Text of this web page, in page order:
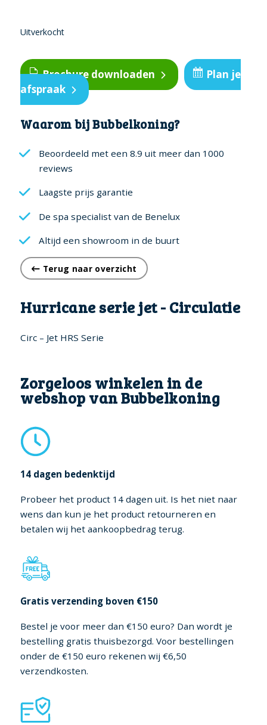
Uitverkocht
Brochure downloaden
Plan je
afspraak
Waarom bij Bubbelkoning?
Beoordeeld met een 8.9 uit meer dan 1000
reviews
Laagste prijs garantie
De spa specialist van de Benelux
Altijd een showroom in de buurt
Terug naar overzicht
Hurricane serie jet - Circulatie
Circ – Jet HRS Serie
Zorgeloos winkelen in de
webshop van Bubbelkoning
14 dagen bedenktijd
Probeer het product 14 dagen uit. Is het niet naar
wens dan kun je het product retourneren en
betalen wij het aankoopbedrag terug.
Gratis verzending boven €150
Bestel je voor meer dan €150 euro? Dan wordt je
bestelling gratis thuisbezorgd. Voor bestellingen
onder de €150 euro rekenen wij €6,50
verzendkosten.